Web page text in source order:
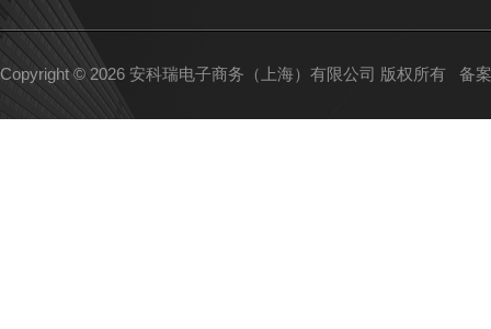
Copyright © 2026 安科瑞电子商务（上海）有限公司 版权所有 备